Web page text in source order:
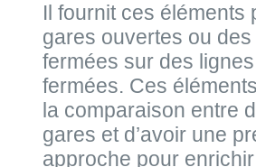
Il fournit ces éléments
gares ouvertes ou
fermées sur des
fermées. Ces
la comparaison entre
gares et d’avoir une
approche pour